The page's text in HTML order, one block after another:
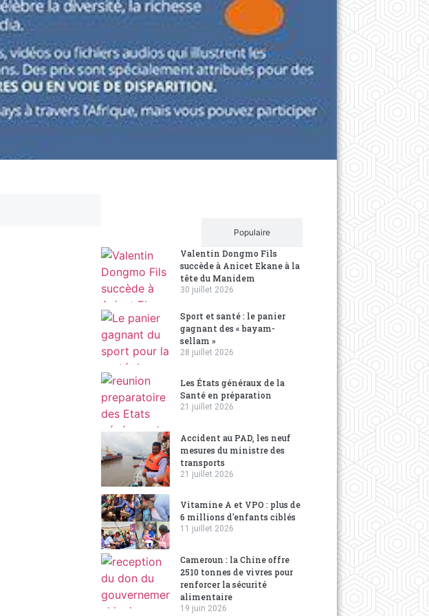
Dans la
8 years
Ce
Populaire
Valentin Dongmo Fils
succède à Anicet Ekane à la
tête du Manidem
30 juillet 2026
Sport et santé : le panier
gagnant des « bayam-
sellam »
28 juillet 2026
Les États généraux de la
Santé en préparation
21 juillet 2026
Accident au PAD, les neuf
mesures du ministre des
transports
21 juillet 2026
Vitamine A et VPO : plus de
6 millions d'enfants ciblés
11 juillet 2026
Cameroun : la Chine offre
2510 tonnes de vivres pour
renforcer la sécurité
alimentaire
19 juin 2026